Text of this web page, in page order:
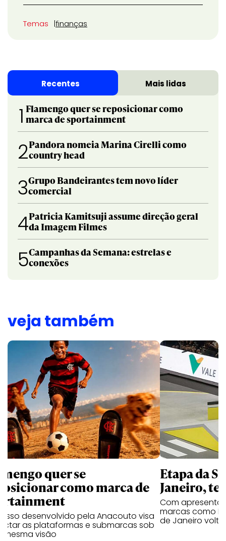
Temas finanças
Recentes Mais lidas
1 Flamengo quer se reposicionar como
marca de sportainment
2Pandora nomeia Marina Cirelli como
country head
3Grupo Bandeirantes tem novo líder
comercial
4Patricia Kamitsuji assume direção geral
da Imagem Filmes
5Campanhas da Semana: estrelas e
conexões
veja também
quer se
como marca de
desenvolvido pela Anacouto visa
as plataformas e submarcas sob
mesma visão
Etapa da
Janeiro,
Com
marcas como
de Janeiro